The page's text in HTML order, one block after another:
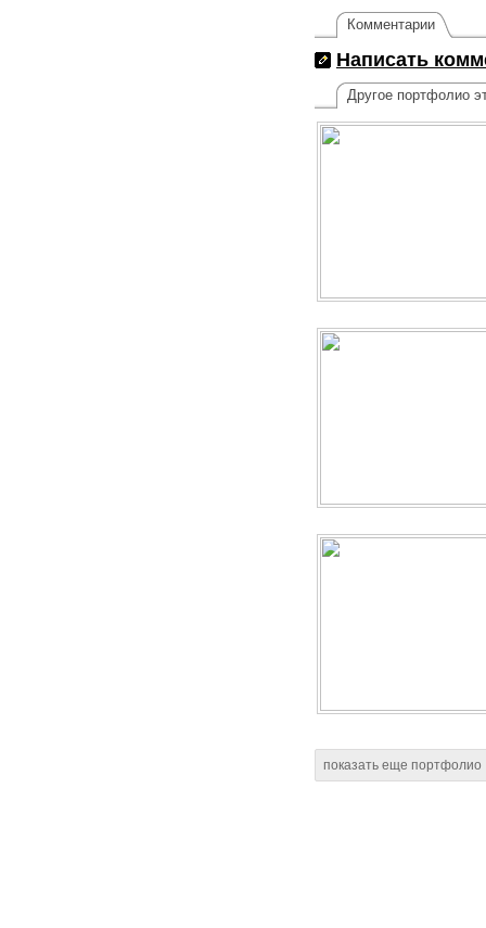
Комментарии
Написать
Другое портфолио
показать еще портфолио